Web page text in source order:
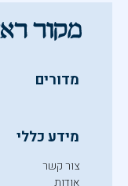
מדורים
מידע כללי
צור קשר
אודות